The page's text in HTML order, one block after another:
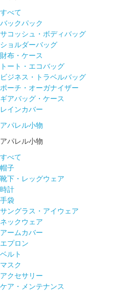
すべて
バックパック
サコッシュ・ボディバッグ
ショルダーバッグ
財布・ケース
トート・エコバッグ
ビジネス・トラベルバッグ
ポーチ・オーガナイザー
ギアバッグ・ケース
レインカバー
アパレル小物
アパレル小物
すべて
帽子
靴下・レッグウェア
時計
手袋
サングラス・アイウェア
ネックウェア
アームカバー
エプロン
ベルト
マスク
アクセサリー
ケア・メンテナンス